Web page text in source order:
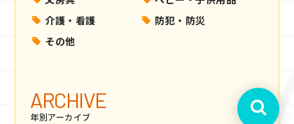
介護・看護
防犯・防災
その他
ARCHIVE
年別アーカイブ